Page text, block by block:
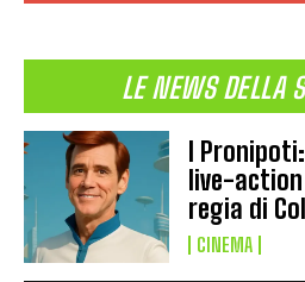
LE NEWS DELLA
I
live-
regia di
CINEMA